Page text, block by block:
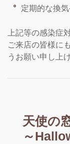
定期的な換
上記等の感染症
ご来店の皆様に
うお願い申し上
天使の
～